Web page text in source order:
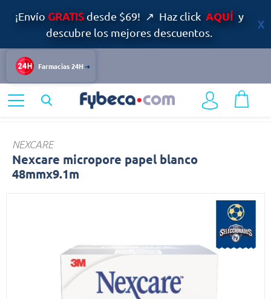
¡Envío GRATISdesde $69! ↗ Haz click AQUÍ y
descubre los mejores descuentos.
Farmacias 24H
Primeros auxilios
NEXCARE
Nexcare micropore papel blanco
48mmx9.1m